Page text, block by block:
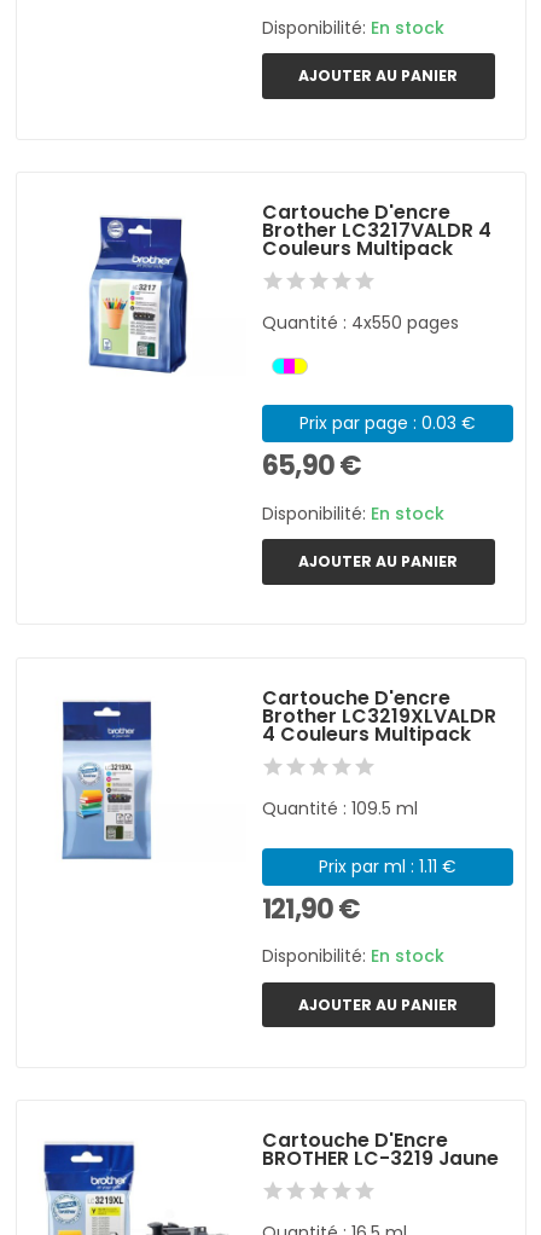
Disponibilité: En stock
AJOUTER AU PANIER
Cartouche D'encre
Brother LC3217VALDR 4
Couleurs Multipack
Quantité : 4x550 pages
Prix par page : 0.03 €
65,90 €
Disponibilité: En stock
AJOUTER AU PANIER
Cartouche D'encre
Brother LC3219XLVALDR
4 Couleurs Multipack
Quantité : 109.5 ml
Prix par ml : 1.11 €
121,90 €
Disponibilité: En stock
AJOUTER AU PANIER
Cartouche D'Encre
BROTHER LC-3219 Jaune